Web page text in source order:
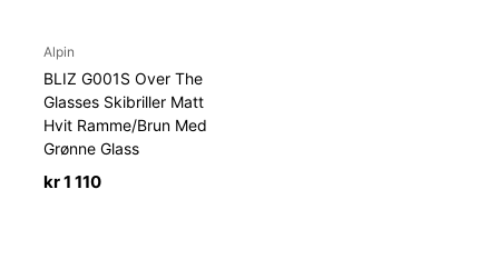
Alpin
BLIZ G001S Over The
Glasses Skibriller Matt
Hvit Ramme/Brun Med
Grønne Glass
kr1 110